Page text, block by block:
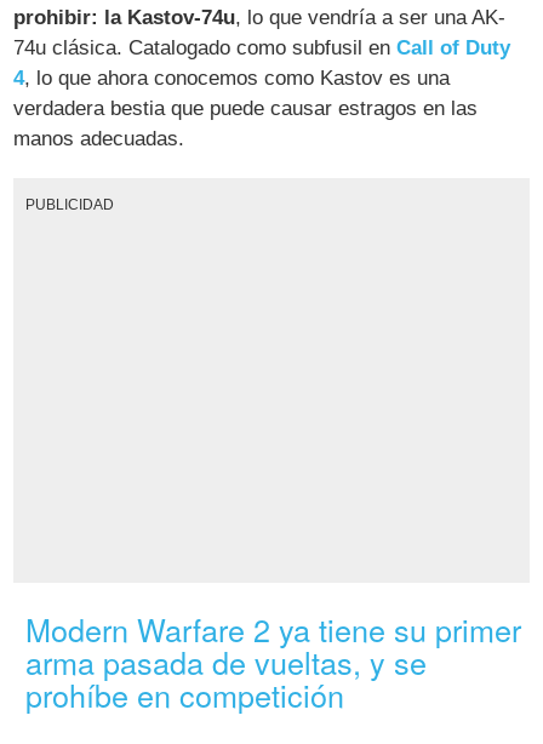
prohibir: la Kastov-74u, lo que vendría a ser una AK-
74u clásica. Catalogado como subfusil enCall of Duty
4, lo que ahora conocemos como Kastov es una
verdadera bestia que puede causar estragos en las
manos adecuadas.
PUBLICIDAD
Modern Warfare 2 ya tiene su primer
arma pasada de vueltas, y se
prohíbe en competición